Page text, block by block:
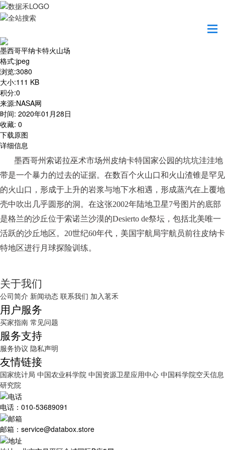
墨西哥平纳卡特火山场
格式:jpeg
浏览:3080
大小:111 KB
积分:0
来源:NASA网
时间: 2020年01月28日
收藏: 0
下载原图
详细信息
墨西哥州索诺拉巫术市场州皮纳卡特国家公园的坑坑洼洼地
带是一个暴力的过去的证据。在数百个火山口和火山渣锥是罕见
的火山口，形成于上升的岩浆与地下水相遇，形成蒸汽在上覆地
壳中吹出几乎圆形的洞。在这张2002年陆地卫星7号图片的底部
是格兰的沙丘位于索诺兰沙漠的Desierto de祭坛，包括北美唯一
活跃的沙丘地区。20世纪60年代，美国宇航局宇航员前往皮纳卡
特地区进行月球探险训练。
关于我们
公司简介 新闻动态 联系我们 加入茗禾
用户服务
买家指南 常见问题
服务支持
服务协议 隐私声明
友情链接
国家统计局 中国农业科学院 中国资源卫星应用中心 中国科学院空天信息
研究院
电话：010-53689091
邮箱：service@databox.store